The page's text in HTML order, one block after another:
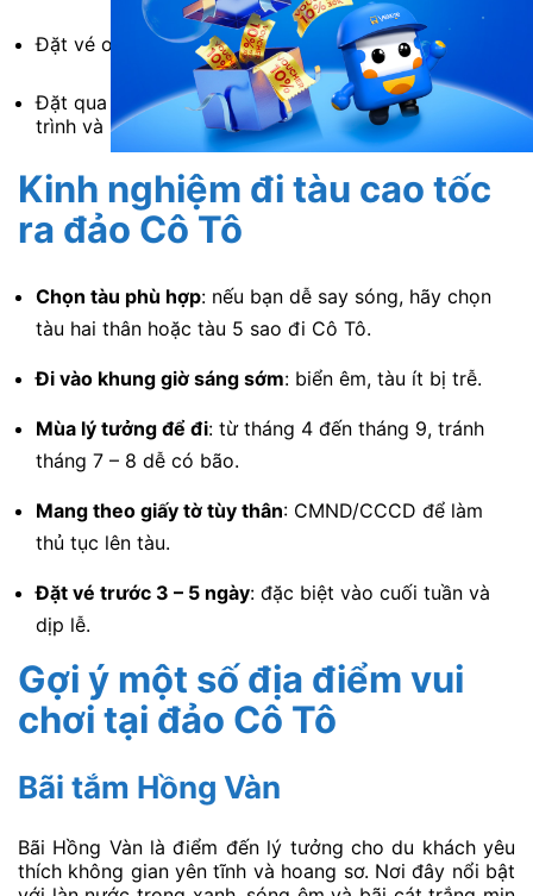
Đặt vé online qua website chính thức của hãng tàu.
Đặt qua đại lý hoặc tổng đài để được tư vấn lịch
trình và hỗ trợ chỗ ngồi.
Kinh nghiệm đi tàu cao tốc
ra đảo Cô Tô
Chọn tàu phù hợp: nếu bạn dễ say sóng, hãy chọn
tàu hai thân hoặc tàu 5 sao đi Cô Tô.
Đi vào khung giờ sáng sớm: biển êm, tàu ít bị trễ.
Mùa lý tưởng để đi: từ tháng 4 đến tháng 9, tránh
tháng 7 – 8 dễ có bão.
Mang theo giấy tờ tùy thân: CMND/CCCD để làm
thủ tục lên tàu.
Đặt vé trước 3 – 5 ngày: đặc biệt vào cuối tuần và
dịp lễ.
Gợi ý một số địa điểm vui
chơi tại đảo Cô Tô
Bãi tắm Hồng Vàn
Bãi Hồng Vàn là điểm đến lý tưởng cho du khách yêu
thích không gian yên tĩnh và hoang sơ. Nơi đây nổi bật